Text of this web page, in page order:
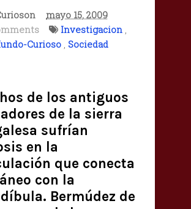
mayo 15, 2009
Investigacion ,
Curioso , Sociedad
de los antiguos
de la sierra
sufrían
en la
que conecta
con la
Bermúdez de